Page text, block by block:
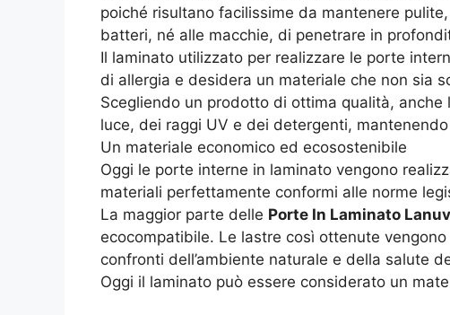
poiché risultano facilissime da mantenere
batteri, né alle macchie, di penetrare in
Il laminato utilizzato per realizzare le porte
di allergia e desidera un materiale che non sia
Scegliendo un prodotto di ottima qualità, anche
luce, dei raggi UV e dei detergenti,
Un materiale economico ed ecosostenibile
Oggi le porte interne in laminato vengono
materiali perfettamente conformi alle norme
La maggior parte delle Porte In Laminato
ecocompatibile. Le lastre così ottenute
confronti dell’ambiente naturale e della salute
Oggi il laminato può essere considerato un